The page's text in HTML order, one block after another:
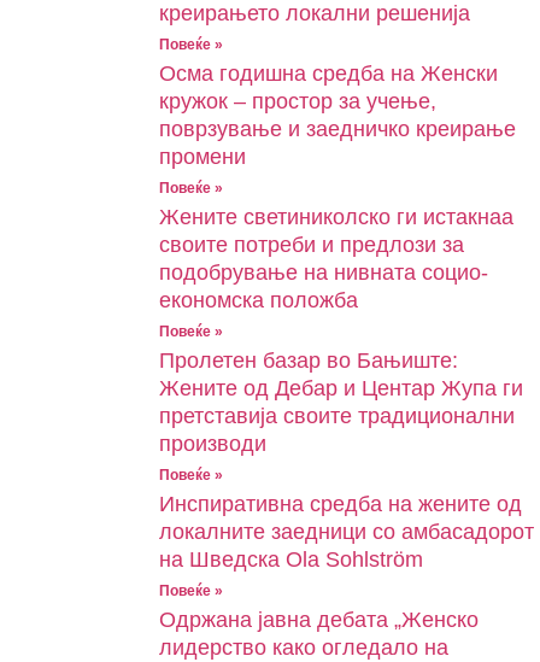
креирањето локални решенија
Повеќе »
Oсма годишна средба на Женски
кружок – простор за учење,
поврзување и заедничко креирање
промени
Повеќе »
Жените светиниколско ги истакнаа
своите потреби и предлози за
подобрување на нивната социо-
економска положба
Повеќе »
Пролетен базар во Бањиште:
Жените од Дебар и Центар Жупа ги
претставија своите традиционални
производи
Повеќе »
Инспиративна средба на жените од
локалните заедници со амбасадорот
на Шведска Ola Sohlström
Повеќе »
Одржана јавна дебата „Женско
лидерство како огледало на